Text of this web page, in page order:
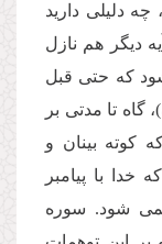
چه دلیلى دارید
دیگر هم نازل
كه حتى قبل
گاه تا مدتى بر
كوته بینان و
با پیامبر
شود. سوره